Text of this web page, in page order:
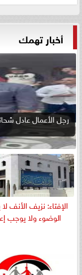
أخبار تهمك
رجل الأعمال عادل
الإفتاء: نزيف الأنف
الوضوء ولا يوجب